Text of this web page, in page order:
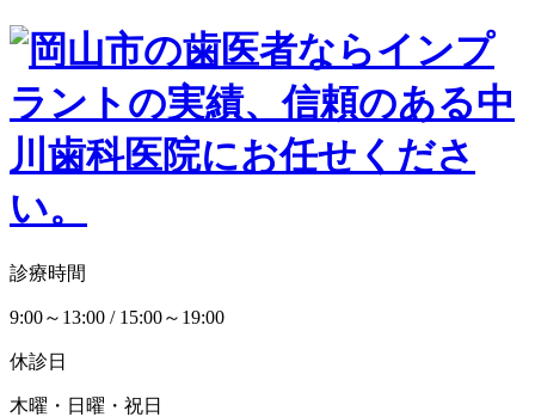
診療時間
9:00～13:00 / 15:00～19:00
休診日
木曜・日曜・祝日